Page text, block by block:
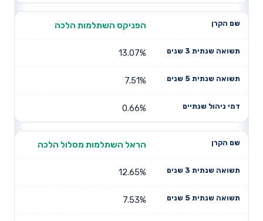
הפניקס השתלמות הלכה
13.07%
7.51%
0.66%
הראל השתלמות מסלול הלכה
12.65%
7.53%